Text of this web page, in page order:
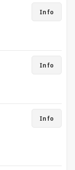
Info
Info
Info